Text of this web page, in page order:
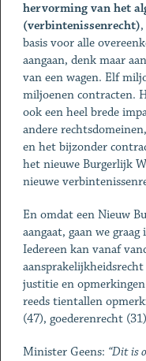
hervorming van het
(verbintenissenrecht)
basis voor alle
aangaan, denk maar
van een wagen. Elf
miljoenen contracten.
ook een heel brede
andere
en het bijzonder
het nieuwe Burgerlijk
nieuwe
En omdat een Nieuw
aangaat, gaan we
Iedereen kan vanaf
justitie en
reeds tientallen
(47), goederenrecht
Minister Geens: “Dit is